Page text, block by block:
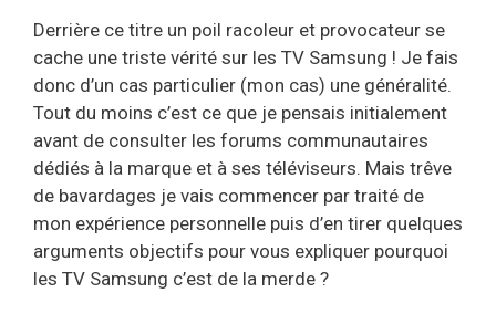
Derrière ce titre un poil racoleur et provocateur se
cache une triste vérité sur les TV Samsung ! Je fais
donc d’un cas particulier (mon cas) une généralité.
Tout du moins c’est ce que je pensais initialement
avant de consulter les forums communautaires
dédiés à la marque et à ses téléviseurs. Mais trêve
de bavardages je vais commencer par traité de
mon expérience personnelle puis d’en tirer quelques
arguments objectifs pour vous expliquer pourquoi
les TV Samsung c’est de la merde ?